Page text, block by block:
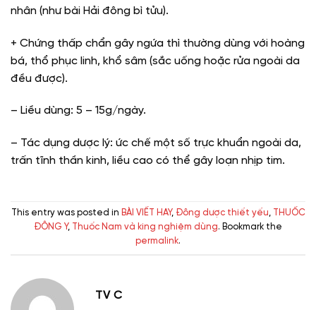
nhân (như bài Hải đông bì tửu).
+ Chứng thấp chẩn gây ngứa thì thường dùng với hoàng
bá, thổ phục linh, khổ sâm (sắc uống hoặc rửa ngoài da
đều được).
– Liều dùng: 5 – 15g/ngày.
– Tác dụng dược lý: ức chế một số trực khuẩn ngoài da,
trấn tĩnh thần kinh, liều cao có thể gây loạn nhịp tim.
This entry was posted in BÀI VIẾT HAY, Đông dược thiết yếu,
THUỐC
ĐÔNG Y, Thuốc Nam và king nghiệm dùng. Bookmark the
permalink.
TV C